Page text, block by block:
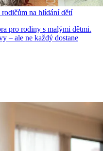
na hlídání dětí
pro rodiny s malými dětmi.
– ale ne každý dostane